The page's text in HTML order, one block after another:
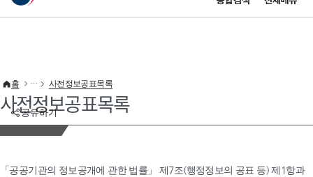
이 누리집은 대한민국 공식 전자정부 누리집입니다.
공유하기
홈 사전정보공표목록
사전정보공표목록
「공공기관의 정보공개에 관한 법률」 제7조(행정정보의 공표 등) 제1항과